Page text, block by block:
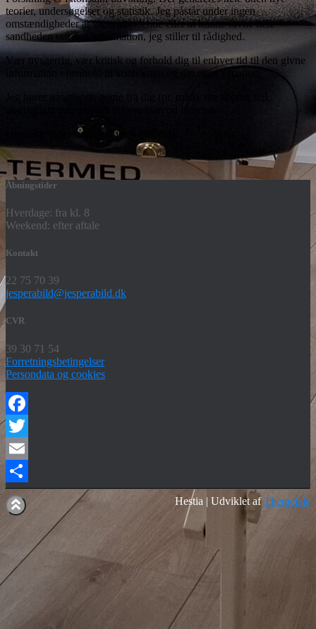
teorier, undersøgelser og statistik. Jeg påstår under ingen
omstændigheder at være altvidende eller at kunne favne hele
sandheden om den information, jeg stiller til rådighed.
Vær nysgerrig, vær kritisk og forhold dig til enhver tid til den givne
information i henhold til konteksten og din egen situation.
Jeg hører naturligvis gerne fra dig (pr. mail), der spotter fejl,
Hjertelig velkommen på jesperabild.dk
Åbningstider
Hverdage: fra kl. 8
Weekend: efter aftale
Kontakt
22 75 70 39
jesperabild@jesperabild.dk
CVR
39 30 71 54
Forretningsbetingelser
Persondata og cookies
Facebook
Twitter
Email
Share
Hestia | Udviklet afThemeIsle